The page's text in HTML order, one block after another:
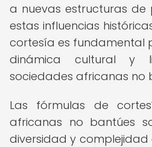
a nuevas estructuras de
estas influencias
cortesía es fundamental
dinámica cultural y
sociedades africanas no
Las fórmulas de
africanas no bantúes
diversidad y complejidad